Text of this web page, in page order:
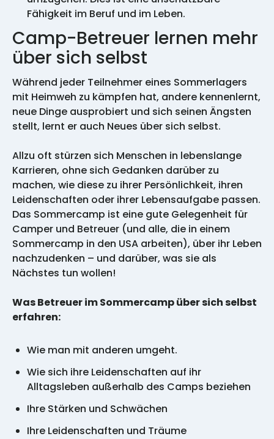
Fähigkeit im Beruf und im Leben.
Camp-Betreuer lernen mehr
über sich selbst
Während jeder Teilnehmer eines Sommerlagers
mit Heimweh zu kämpfen hat, andere kennenlernt,
neue Dinge ausprobiert und sich seinen Ängsten
stellt, lernt er auch Neues über sich selbst.
Allzu oft stürzen sich Menschen in lebenslange
Karrieren, ohne sich Gedanken darüber zu
machen, wie diese zu ihrer Persönlichkeit, ihren
Leidenschaften oder ihrer Lebensaufgabe passen.
Das Sommercamp ist eine gute Gelegenheit für
Camper und Betreuer (und alle, die in einem
Sommercamp in den USA arbeiten), über ihr Leben
nachzudenken – und darüber, was sie als
Nächstes tun wollen!
Was Betreuer im Sommercamp über sich selbst
erfahren:
Wie man mit anderen umgeht.
Wie sich ihre Leidenschaften auf ihr
Alltagsleben außerhalb des Camps beziehen
Ihre Stärken und Schwächen
Ihre Leidenschaften und Träume